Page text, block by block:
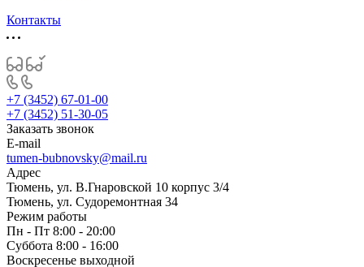
Контакты
+7 (3452) 67-01-00
+7 (3452) 51-30-05
Заказать звонок
E-mail
tumen-bubnovsky@mail.ru
Адрес
Тюмень, ул. В.Гнаровской 10 корпус 3/4
Тюмень, ул. Судоремонтная 34
Режим работы
Пн - Пт 8:00 - 20:00
Суббота 8:00 - 16:00
Воскресенье выходной